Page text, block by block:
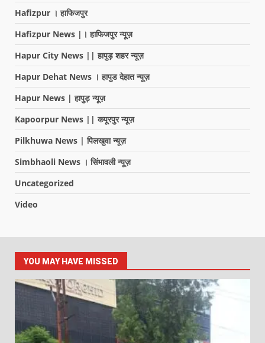
Hafizpur । हाफिजपुर
Hafizpur News |। हाफिजपुर न्यूज़
Hapur City News || हापुड़ शहर न्यूज़
Hapur Dehat News । हापुड देहात न्यूज़
Hapur News | हापुड़ न्यूज़
Kapoorpur News || कपूरपुर न्यूज़
Pilkhuwa News | पिलखुवा न्यूज़
Simbhaoli News । सिंभावली न्यूज़
Uncategorized
Video
YOU MAY HAVE MISSED